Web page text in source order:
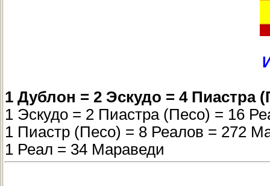
1 Дублон = 2 Эскудо = 4 Пиастра
1 Эскудо = 2 Пиастра (Песо) = 16
1 Пиастр (Песо) = 8 Реалов = 272
1 Реал = 34 Мараведи